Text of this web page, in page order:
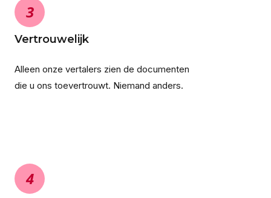
3
Vertrouwelijk
Alleen onze vertalers zien de documenten
die u ons toevertrouwt. Niemand anders.
4